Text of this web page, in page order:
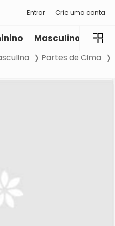
Entrar Crie uma conta
Masculino
Partes de Cima